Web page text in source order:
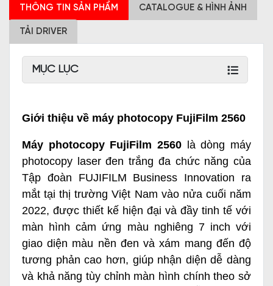
THÔNG TIN SẢN PHẨM CATALOGUE & HÌNH ẢNH
TẢI DRIVER
MỤC LỤC
Giới thiệu về máy photocopy FujiFilm 2560
Máy photocopy FujiFilm 2560 là dòng máy
photocopy laser đen trắng đa chức năng của
Tập đoàn FUJIFILM Business Innovation ra
mắt tại thị trường Việt Nam vào nửa cuối năm
2022, được thiết kế hiện đại và đầy tinh tế với
màn hình cảm ứng màu nghiêng 7 inch với
giao diện màu nền đen và xám mang đến độ
tương phản cao hơn, giúp nhận diện dễ dàng
và khả năng tùy chỉnh màn hình chính theo sở